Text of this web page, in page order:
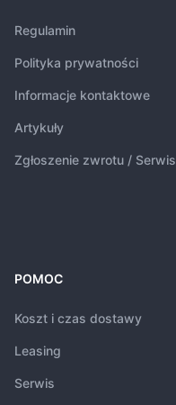
Regulamin
Polityka prywatności
Informacje kontaktowe
Artykuły
Zgłoszenie zwrotu / Serwis
POMOC
Koszt i czas dostawy
Leasing
Serwis